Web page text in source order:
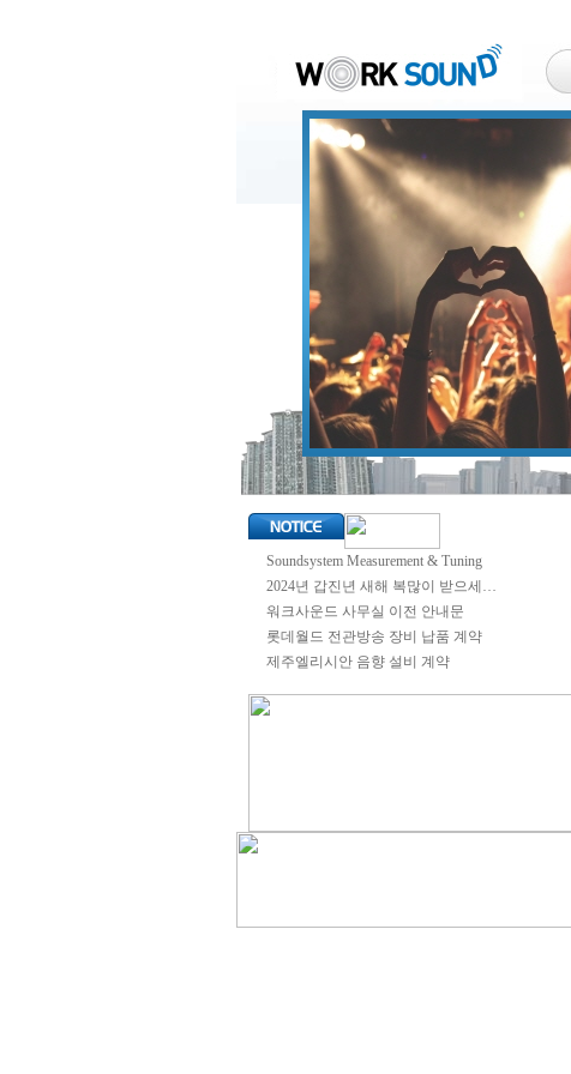
Soundsystem Measurement & Tuning
2024년 갑진년 새해 복많이 받으세…
워크사운드 사무실 이전 안내문
롯데월드 전관방송 장비 납품 계약
제주엘리시안 음향 설비 계약